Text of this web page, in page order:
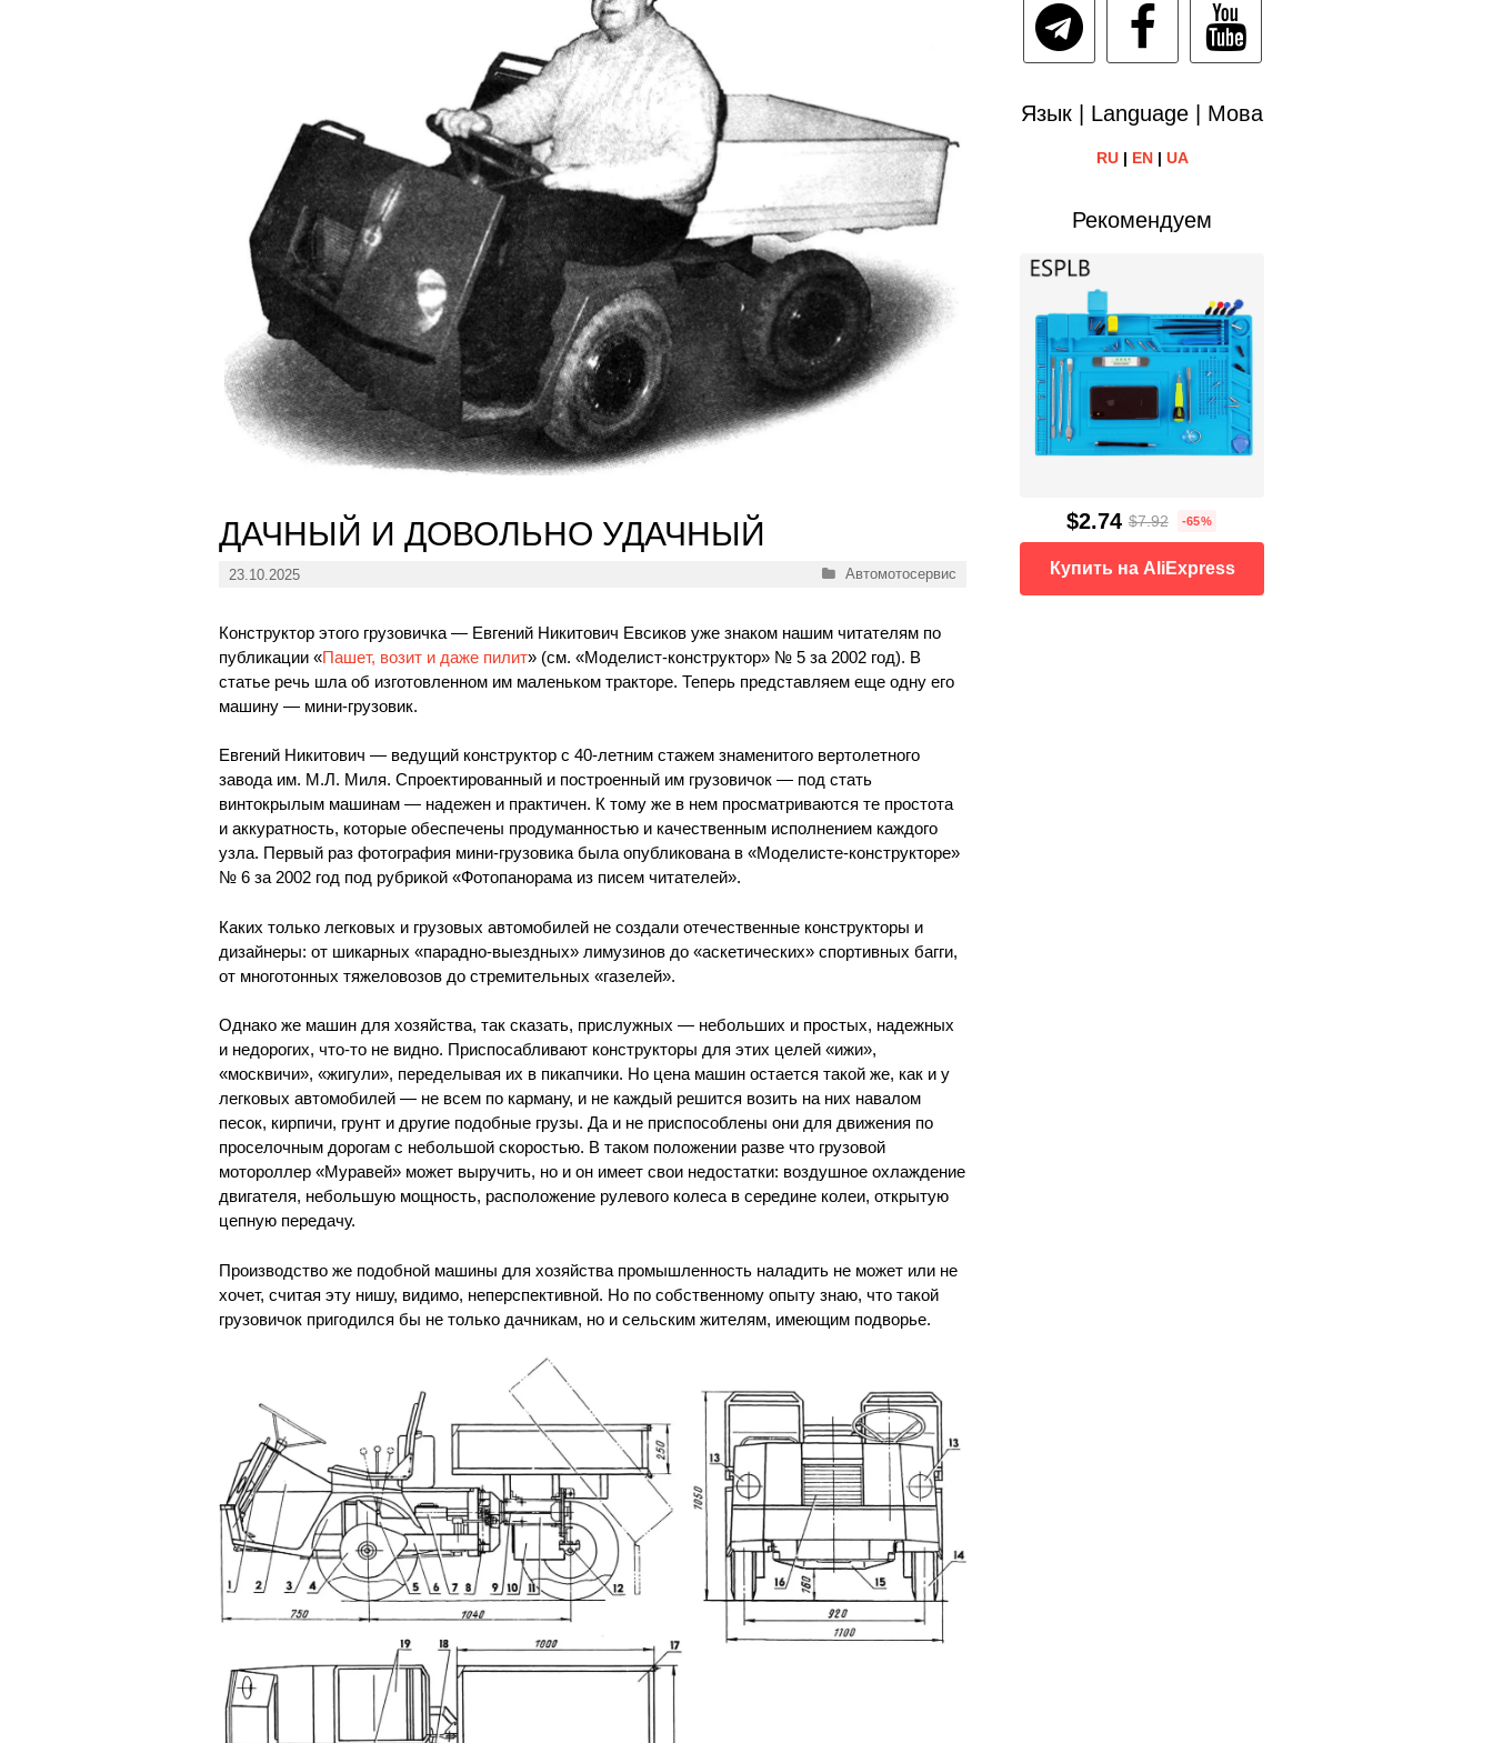
ДАЧНЫЙ И ДОВОЛЬНО УДАЧНЫЙ
23.10.2025 Рубрики
Автомотосервис
Конструктор этого грузовичка — Евгений Никитович Евсиков уже знаком нашим читателям по
публикации «Пашет, возит и даже пилит» (см. «Моделист-конструктор» № 5 за 2002 год). В
статье речь шла об изготовленном им маленьком тракторе. Теперь представляем еще одну его
машину — мини-грузовик.
Евгений Никитович — ведущий конструктор с 40-летним стажем знаменитого вертолетного
завода им. М.Л. Миля. Спроектированный и построенный им грузовичок — под стать
винтокрылым машинам — надежен и практичен. К тому же в нем просматриваются те простота
и аккуратность, которые обеспечены продуманностью и качественным исполнением каждого
узла. Первый раз фотография мини-грузовика была опубликована в «Моделисте-конструкторе»
№ 6 за 2002 год под рубрикой «Фотопанорама из писем читателей».
Каких только легковых и грузовых автомобилей не создали отечественные конструкторы и
дизайнеры: от шикарных «парадно-выездных» лимузинов до «аскетических» спортивных багги,
от многотонных тяжеловозов до стремительных «газелей».
Однако же машин для хозяйства, так сказать, прислужных — небольших и простых, надежных
и недорогих, что-то не видно. Приспосабливают конструкторы для этих целей «ижи»,
«москвичи», «жигули», переделывая их в пикапчики. Но цена машин остается такой же, как и у
легковых автомобилей — не всем по карману, и не каждый решится возить на них навалом
песок, кирпичи, грунт и другие подобные грузы. Да и не приспособлены они для движения по
проселочным дорогам с небольшой скоростью. В таком положении разве что грузовой
мотороллер «Муравей» может выручить, но и он имеет свои недостатки: воздушное охлаждение
двигателя, небольшую мощность, расположение рулевого колеса в середине колеи, открытую
цепную передачу.
Производство же подобной машины для хозяйства промышленность наладить не может или не
хочет, считая эту нишу, видимо, неперспективной. Но по собственному опыту знаю, что такой
грузовичок пригодился бы не только дачникам, но и сельским жителям, имеющим подворье.
Язык | Language | Мова
RU| EN| UA
Рекомендуем
$2.74 $7.92 -65%
Купить на AliExpress